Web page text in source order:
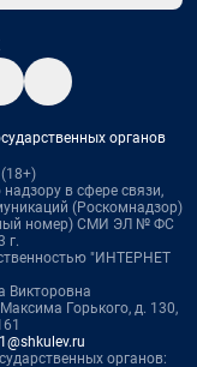
органов
в сфере связи,
(Роскомнадзор)
номер) СМИ ЭЛ № ФС
г.
"ИНТЕРНЕТ
Викторовна
Горького, д. 130,
органов: